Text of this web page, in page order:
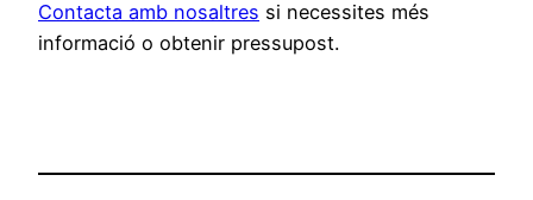
Contacta amb nosaltres si necessites més
informació o obtenir pressupost.